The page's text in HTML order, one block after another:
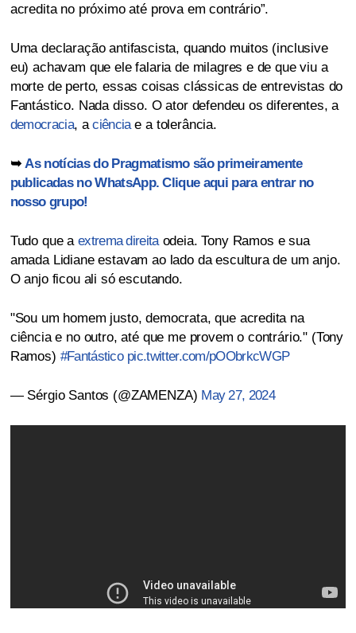
acredita no próximo até prova em contrário”.
Uma declaração antifascista, quando muitos (inclusive
eu) achavam que ele falaria de milagres e de que viu a
morte de perto, essas coisas clássicas de entrevistas do
Fantástico. Nada disso. O ator defendeu os diferentes, a
democracia, aciênciae a tolerância.
➥ As notícias do Pragmatismo são primeiramente
publicadas no WhatsApp. Clique aqui para entrar no
nosso grupo!
Tudo que a extrema direitaodeia. Tony Ramos e sua
amada Lidiane estavam ao lado da escultura de um anjo.
O anjo ficou ali só escutando.
"Sou um homem justo, democrata, que acredita na
ciência e no outro, até que me provem o contrário." (Tony
Ramos) #Fantástico pic.twitter.com/pOObrkcWGP
— Sérgio Santos (@ZAMENZA) May 27, 2024